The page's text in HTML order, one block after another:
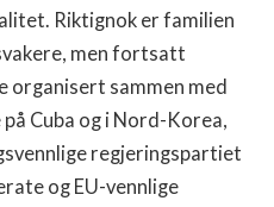
Riktignok er familien
men fortsatt
organisert sammen med
Cuba og i Nord-Korea,
regjeringspartiet
og EU-vennlige